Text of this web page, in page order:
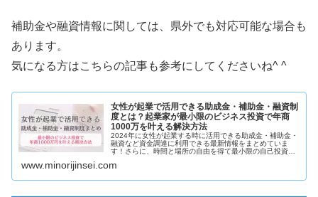
補助金や融資情報に関しては、県外でも対応可能な場合も
あります。
気になる方はこちらの記事も参考にしてくださいね^ ^
女性が起業で活用できる助成金・補助金・融資制
度とは？起業家が最小限のビジネス投資で年商
1000万を叶える解決方法
2024年に女性が起業する時に活用できる助成金・補助金・
融資など資金調達に利用できる最新情報をまとめていま
す！さらに、時間と場所の自由を得て最小限の自己投資で
法も紹介！
www.minorijinsei.com